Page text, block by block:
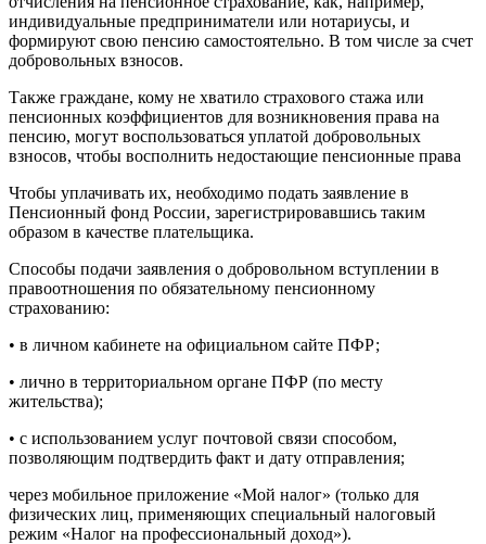
индивидуальные предприниматели или нотариусы, и
формируют свою пенсию самостоятельно. В том числе за счет
добровольных взносов.
Также граждане, кому не хватило страхового стажа или
пенсионных коэффициентов для возникновения права на
пенсию, могут воспользоваться уплатой добровольных
взносов, чтобы восполнить недостающие пенсионные права
Чтобы уплачивать их, необходимо подать заявление в
Пенсионный фонд России, зарегистрировавшись таким
образом в качестве плательщика.
Способы подачи заявления о добровольном вступлении в
правоотношения по обязательному пенсионному
страхованию:
• в личном кабинете на официальном сайте ПФР;
• лично в территориальном органе ПФР (по месту
жительства);
• с использованием услуг почтовой связи способом,
позволяющим подтвердить факт и дату отправления;
через мобильное приложение «Мой налог» (только для
физических лиц, применяющих специальный налоговый
режим «Налог на профессиональный доход»).